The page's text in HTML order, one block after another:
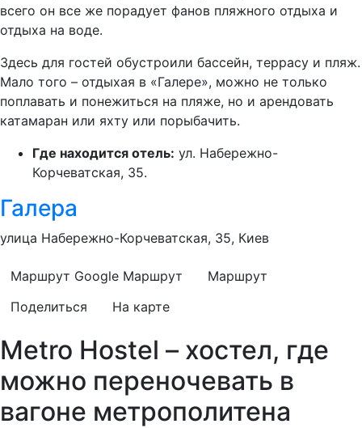
всего он все же порадует фанов пляжного отдыха и
отдыха на воде.
Здесь для гостей обустроили бассейн, террасу и пляж.
Мало того – отдыхая в «Галере», можно не только
поплавать и понежиться на пляже, но и арендовать
катамаран или яхту или порыбачить.
Где находится отель: ул. Набережно-
Корчеватская, 35.
Галера
улица Набережно-Корчеватская, 35, Киев
Маршрут Google Маршрут
Маршрут
Поделиться
На карте
Metro Hostel – хостел, где
можно переночевать в
вагоне метрополитена